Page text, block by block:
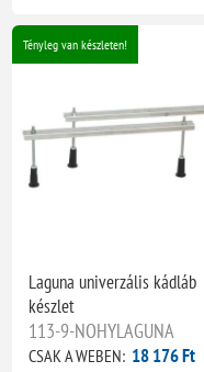
Tényleg van készleten!
Laguna univerzális kádláb
készlet
113-9-NOHYLAGUNA
CSAK A WEBEN: 18 176 Ft